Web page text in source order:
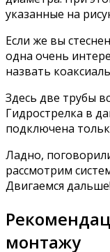
указанные на
Если же вы
одна очень
назвать
Здесь две трубы
Гидрострелка в
подключена
Ладно,
рассмотрим
Двигаемся дальше!
монтажу